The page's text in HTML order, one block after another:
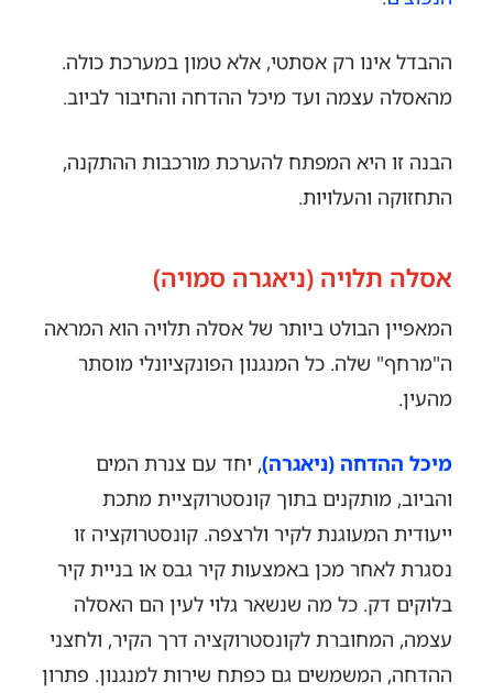
ההבדל אינו רק אסתטי, אלא טמון במערכת כולה.
מהאסלה עצמה ועד מיכל ההדחה והחיבור לביוב.
הבנה זו היא המפתח להערכת מורכבות ההתקנה,
התחזוקה והעלויות.
אסלה תלויה (ניאגרה סמויה)
המאפיין הבולט ביותר של אסלה תלויה הוא המראה
ה"מרחף" שלה. כל המנגנון הפונקציונלי מוסתר
מהעין.
מיכל ההדחה (ניאגרה), יחד עם צנרת המים
והביוב, מותקנים בתוך קונסטרוקציית מתכת
ייעודית המעוגנת לקיר ולרצפה. קונסטרוקציה זו
נסגרת לאחר מכן באמצעות קיר גבס או בניית קיר
בלוקים דק. כל מה שנשאר גלוי לעין הם האסלה
עצמה, המחוברת לקונסטרוקציה דרך הקיר, ולחצני
ההדחה, המשמשים גם כפתח שירות למנגנון. פתרון